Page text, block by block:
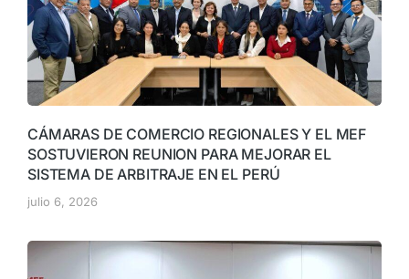
CÁMARAS DE COMERCIO REGIONALES Y EL MEF
SOSTUVIERON REUNION PARA MEJORAR EL
SISTEMA DE ARBITRAJE EN EL PERÚ
julio 6, 2026